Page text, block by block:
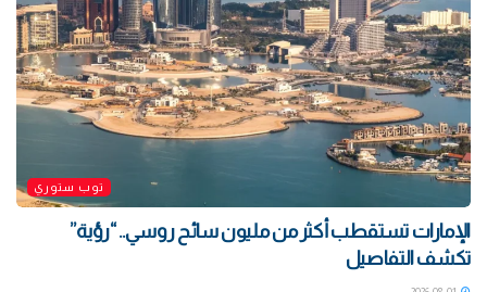
توب ستوري
الإمارات تستقطب أكثر من مليون سائح روسي.. “رؤية”
تكشف التفاصيل